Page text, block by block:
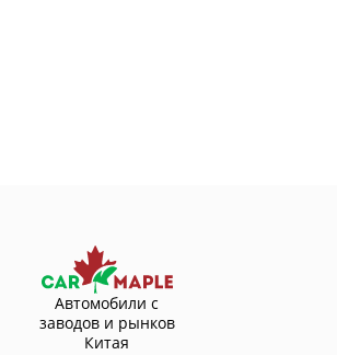
Автомобили с
заводов и рынков
Китая